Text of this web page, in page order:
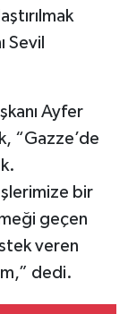
Sevil
Ayfer
“Gazze’de
bir
geçen
veren
dedi.